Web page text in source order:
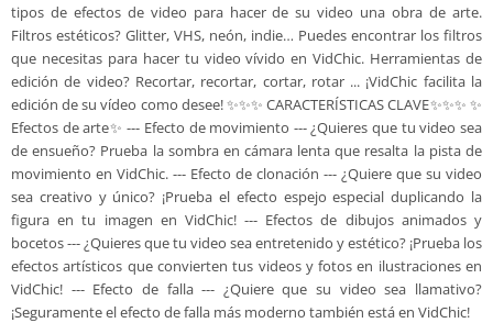
tipos de efectos de video para hacer de su video una obra de arte.
Filtros estéticos? Glitter, VHS, neón, indie… Puedes encontrar los filtros
que necesitas para hacer tu video vívido en VidChic. Herramientas de
edición de video? Recortar, recortar, cortar, rotar ... ¡VidChic facilita la
edición de su vídeo como desee! ✨✨✨ CARACTERÍSTICAS CLAVE✨✨✨ ✨
Efectos de arte✨ --- Efecto de movimiento --- ¿Quieres que tu video sea
de ensueño? Prueba la sombra en cámara lenta que resalta la pista de
movimiento en VidChic. --- Efecto de clonación --- ¿Quiere que su video
sea creativo y único? ¡Prueba el efecto espejo especial duplicando la
figura en tu imagen en VidChic! --- Efectos de dibujos animados y
bocetos --- ¿Quieres que tu video sea entretenido y estético? ¡Prueba los
efectos artísticos que convierten tus videos y fotos en ilustraciones en
VidChic! --- Efecto de falla --- ¿Quiere que su video sea llamativo?
¡Seguramente el efecto de falla más moderno también está en VidChic!